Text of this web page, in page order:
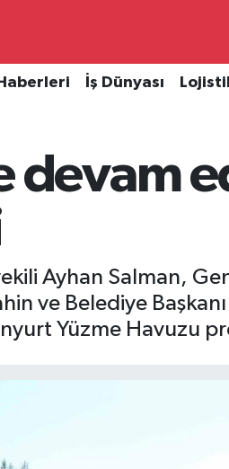
İş Dünyası
devam
Ayhan Salman,
ve Belediye
Yüzme Havuzu